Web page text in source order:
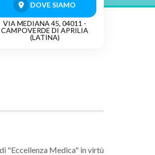
DOVE SIAMO
VIA MEDIANA 45, 04011 -
CAMPOVERDE DI APRILIA
(LATINA)
"Eccellenza Medica" in virtù